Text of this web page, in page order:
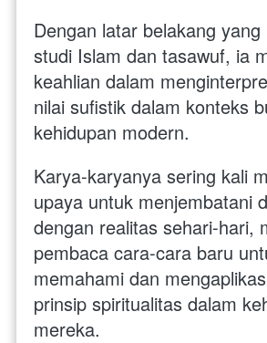
Dengan latar belakang
studi Islam dan tasawuf, ia
keahlian dalam
nilai sufistik dalam konteks
kehidupan modern.
Karya-karyanya sering kali
upaya untuk menjembatani
dengan realitas sehari-hari,
pembaca cara-cara baru
memahami dan
prinsip spiritualitas dalam
mereka.